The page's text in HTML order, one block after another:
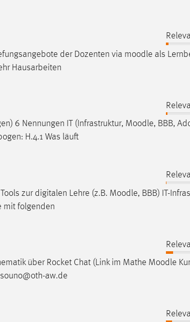
der Dozenten via moodle als
Hausarbeiten
6 Nennungen IT (Infrastruktur, Moodle, BBB,
H.4.1 Was läuft
zur digitalen Lehre (z.B. Moodle, BBB) IT-
mit folgenden
über Rocket Chat (Link im Mathe Moodle
aw.de